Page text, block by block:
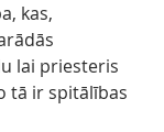
kas,
lai priesteris
tā ir spitālības